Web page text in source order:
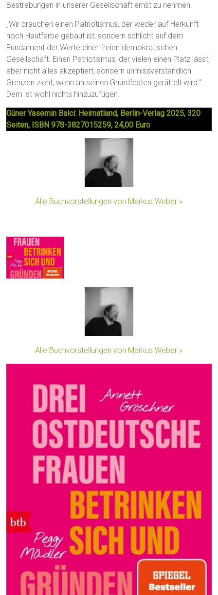
Bestrebungen in unserer Gesellschaft ernst zu nehmen.
„Wir brauchen einen Patriotismus, der weder auf Herkunft
noch Hautfarbe gebaut ist, sondern schlicht auf dem
Fundament der Werte einer freien demokratischen
Gesellschaft. Einen Patriotismus, der vielen einen Platz lässt,
aber nicht alles akzeptiert, sondern unmissverständlich
Grenzen zieht, wenn an seinen Grundfesten gerüttelt wird.“
Dem ist wohl nichts hinzuzufügen.
Güner Yasemin Balci: Heimatland, Berlin-Verlag 2025, 320
Seiten, ISBN 978-3827015259, 24,00 Euro
Alle Buchvorstellungen von Markus Weber »
Alle Buchvorstellungen von Markus Weber »